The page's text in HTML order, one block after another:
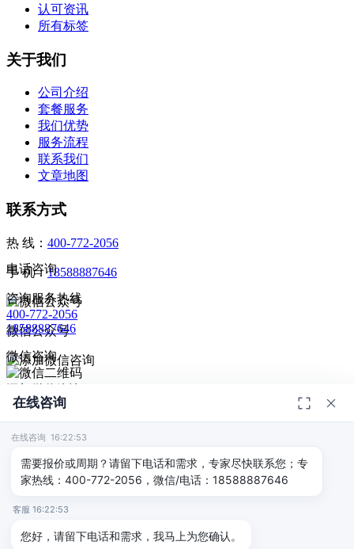
认可资讯
所有标签
关于我们
公司介绍
套餐服务
我们优势
服务流程
联系我们
文章地图
联系方式
热 线： 400-772-2056
手 机：18588887646
微信公众号
© 2026深圳市德恺检测有限公司版权所有 -宣传册|粤ICP备
2025393459号-1
电话咨询
咨询服务热线
400-772-2056
18588887646
微信咨询
扫码添加微信咨询
给我回电
在线咨询
在线咨询 16:22:53
需要报价或周期？请留下电话和需求，专家尽快联系您；专
家热线：400-772-2056，微信/电话：18588887646
客服 16:22:53
您好，请留下电话和需求，我马上为您确认。